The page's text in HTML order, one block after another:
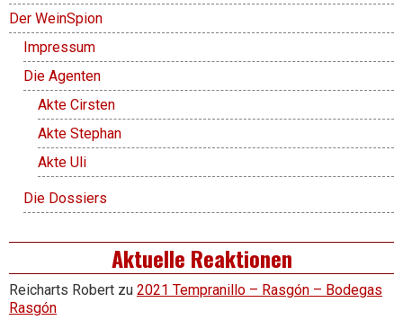
Der WeinSpion
Impressum
Die Agenten
Akte Cirsten
Akte Stephan
Akte Uli
Die Dossiers
Aktuelle Reaktionen
Reicharts Robert zu 2021 Tempranillo – Rasgón – Bodegas
Rasgón